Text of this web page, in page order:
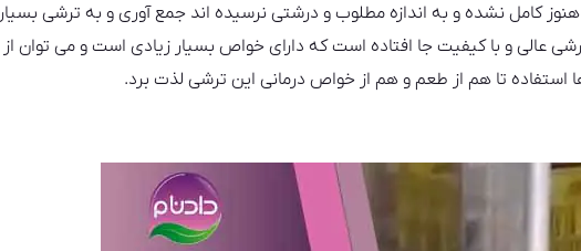
کامل نشده و به اندازه مطلوب و درشتی نرسیده اند جمع آوری و به ترشی بسیار
عالی و با کیفیت جا افتاده است که دارای خواص بسیار زیادی است و می توان از
استفاده تا هم از طعم و هم از خواص درمانی این ترشی لذت برد.